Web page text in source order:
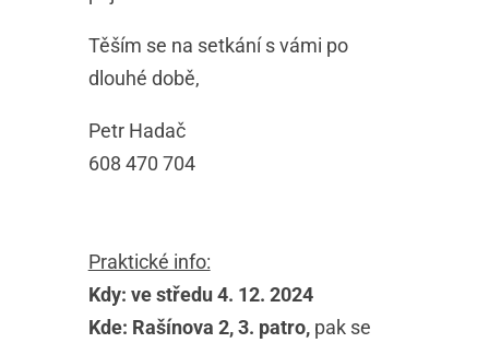
Těším se na setkání s vámi po
dlouhé době,
Petr Hadač
608 470 704
Praktické info:
Kdy: ve středu 4. 12. 2024
Kde: Rašínova 2, 3. patro,pak se